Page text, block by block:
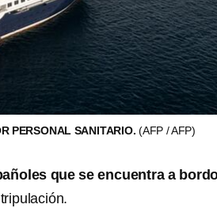
PERSONAL SANITARIO. (AFP / AFP)
que se encuentra a